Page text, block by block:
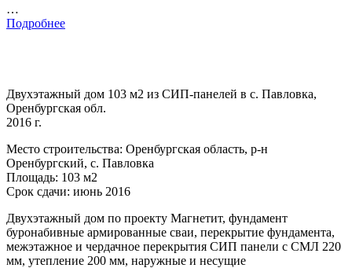
…
Подробнее
Двухэтажный дом 103 м2 из СИП-панелей в с. Павловка,
Оренбургская обл.
2016 г.
Место строительства: Оренбургская область, р-н
Оренбургский, с. Павловка
Площадь: 103 м2
Срок сдачи: июнь 2016
Двухэтажный дом по проекту Магнетит, фундамент
буронабивные армированные сваи, перекрытие фундамента,
межэтажное и чердачное перекрытия СИП панели с СМЛ 220
мм, утепление 200 мм, наружные и несущие